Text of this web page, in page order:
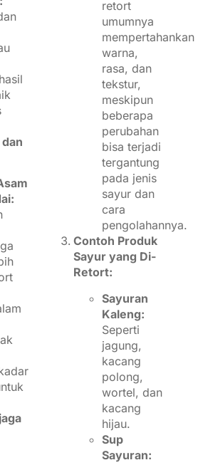
retort
umumnya
mempertahankan
warna,
rasa, dan
tekstur,
meskipun
beberapa
perubahan
bisa terjadi
tergantung
pada jenis
sayur dan
cara
pengolahannya.
Contoh Produk
Sayur yang Di-
Retort:
Sayuran
Kaleng:
Seperti
jagung,
kacang
polong,
wortel, dan
kacang
hijau.
Sup
Sayuran: